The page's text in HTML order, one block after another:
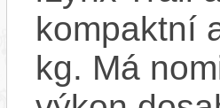
kompaktní
kg. Má